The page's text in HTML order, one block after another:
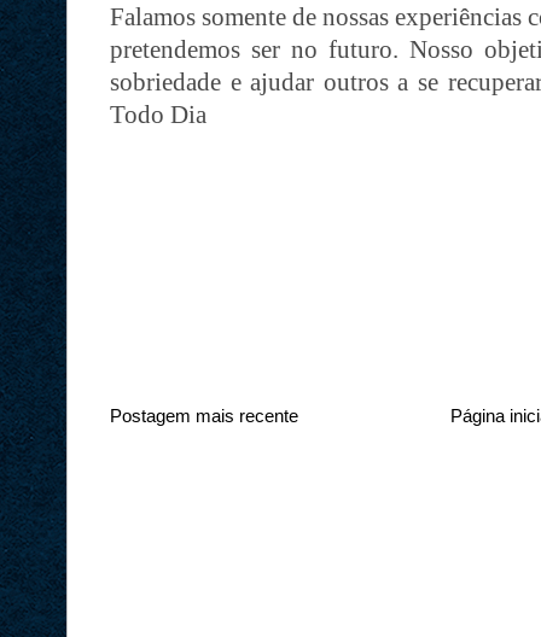
Falamos somente de nossas experiências
pretendemos ser no futuro. Nosso
sobriedade e ajudar outros a se
Todo Dia
Postagem mais recente Página